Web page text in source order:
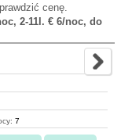
cenę.
2-11l. € 6/noc, do
7